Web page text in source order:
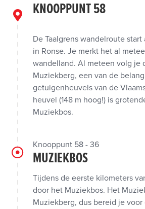
KNOOPPUNT 58
De Taalgrens wandelroute
in Ronse. Je merkt het al
wandelland. Al meteen volg je
Muziekberg, een van de
getuigenheuvels van de
heuvel (148 m hoog!) is
Muziekbos.
Knooppunt 58 - 36
MUZIEKBOS
Tijdens de eerste kilometers
door het Muziekbos. Het
Muziekberg, dus bereid je